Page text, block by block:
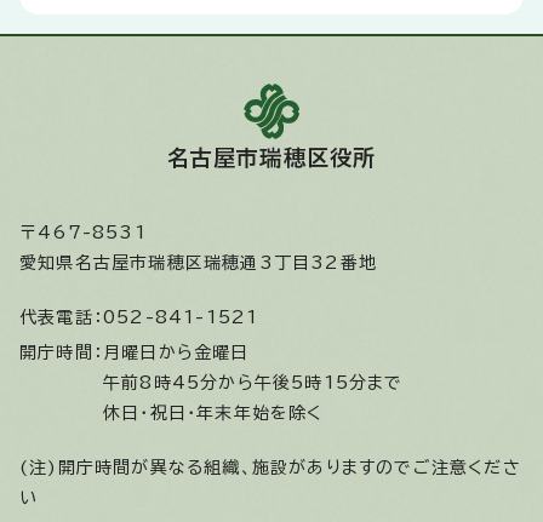
名古屋市瑞穂区役所
〒467-8531
愛知県名古屋市瑞穂区瑞穂通3丁目32番地
代表電話： 052-841-1521
開庁時間： 月曜日から金曜日
午前8時45分から午後5時15分まで
休日・祝日・年末年始を除く
(注)開庁時間が異なる組織、施設がありますのでご注意くださ
い